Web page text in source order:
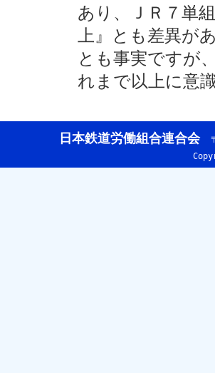
あり、ＪＲ７単
上』とも差異が
とも事実ですが
れまで以上に意
日本鉄道労働組合連合会